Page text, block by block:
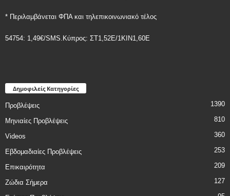
* Περιλαμβάνεται ΦΠΑ και τηλεπικοινωνιακό τέλος
54754: 1,49€/SMS.Κύπρος: ΣT1,52E/1KIN1,60E
Δημοφιλείς Κατηγορίες
Προβλέψεις 1390
Μηνιαίες Προβλέψεις 810
Videos 360
Εβδομαδιαίες Προβλέψεις 253
Επικαιρότητα 209
Ζώδια Σήμερα 127